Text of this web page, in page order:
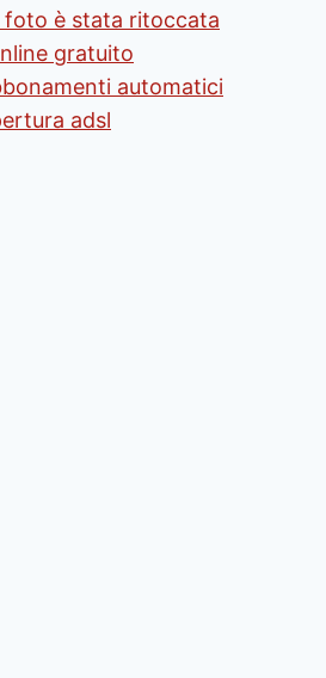
foto è stata ritoccata
gratuito
automatici
adsl